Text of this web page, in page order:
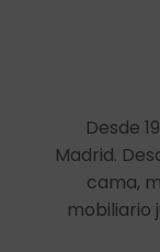
Desde
Madrid.
cama,
mobiliario